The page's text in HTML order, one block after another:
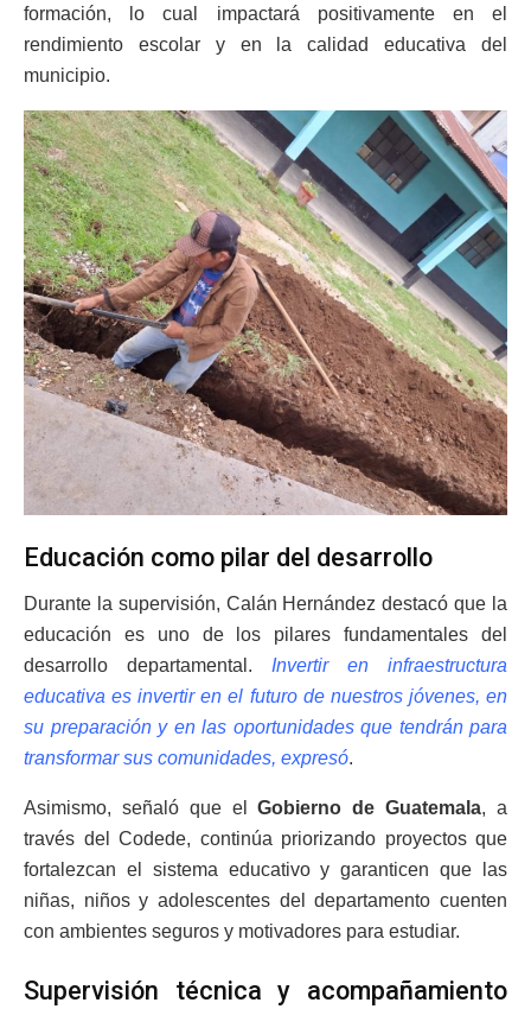
formación, lo cual impactará positivamente en el
rendimiento escolar y en la calidad educativa del
municipio.
Educación como pilar del desarrollo
Durante la supervisión, Calán Hernández destacó que la
educación es uno de los pilares fundamentales del
desarrollo departamental. Invertir en infraestructura
educativa es invertir en el futuro de nuestros jóvenes, en
su preparación y en las oportunidades que tendrán para
transformar sus comunidades, expresó.
Asimismo, señaló que elGobierno de Guatemala, a
través del Codede, continúa priorizando proyectos que
fortalezcan el sistema educativo y garanticen que las
niñas, niños y adolescentes del departamento cuenten
con ambientes seguros y motivadores para estudiar.
Supervisión técnica y acompañamiento